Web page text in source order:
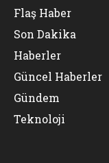
Flaş Haber
Son Dakika
Haberler
Güncel Haberler
Gündem
Teknoloji